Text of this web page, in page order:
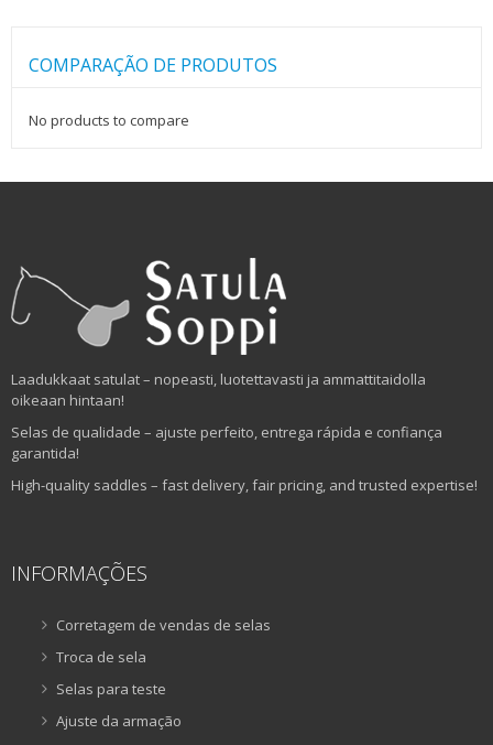
COMPARAÇÃO DE PRODUTOS
No products to compare
Laadukkaat satulat – nopeasti, luotettavasti ja ammattitaidolla
oikeaan hintaan!
Selas de qualidade – ajuste perfeito, entrega rápida e confiança
garantida!
High-quality saddles – fast delivery, fair pricing, and trusted expertise!
INFORMAÇÕES
Corretagem de vendas de selas
Troca de sela
Selas para teste
Ajuste da armação